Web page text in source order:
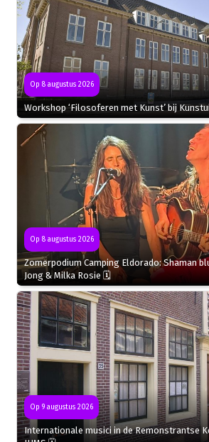
Op 8 augustus 2026
Workshop ‘Filosoferen met Kunst’ bij
Op 8 augustus 2026
Zomerpodium Camping Eldorado: Shaman
Jong & Milka Rosie 🗓
Op 9 augustus 2026
Internationale musici in de Remonstrantse